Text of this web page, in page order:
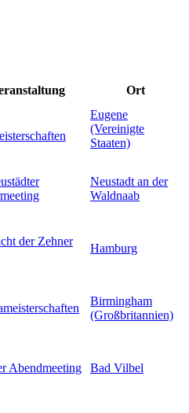
Ort
Eugene
(Vereinigte
Staaten)
Neustadt an der
Waldnaab
der Zehner
Hamburg
Birmingham
(Großbritannien)
Abendmeeting Bad Vilbel